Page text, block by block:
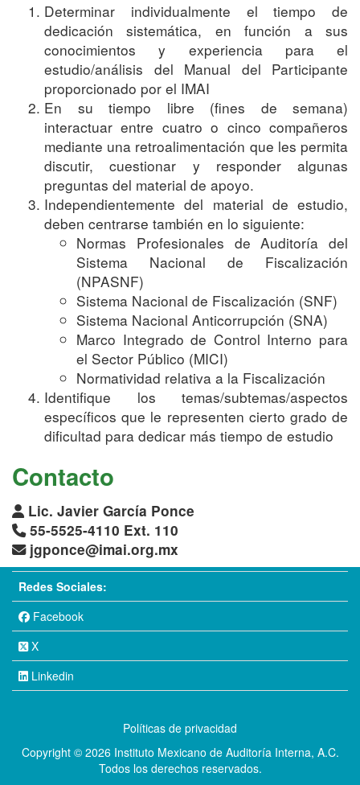
Determinar individualmente el tiempo de
dedicación sistemática, en función a sus
conocimientos y experiencia para el
estudio/análisis del Manual del Participante
proporcionado por el IMAI
En su tiempo libre (fines de semana)
interactuar entre cuatro o cinco compañeros
mediante una retroalimentación que les permita
discutir, cuestionar y responder algunas
preguntas del material de apoyo.
Independientemente del material de estudio,
deben centrarse también en lo siguiente:
Normas Profesionales de Auditoría del
Sistema Nacional de Fiscalización
(NPASNF)
Sistema Nacional de Fiscalización (SNF)
Sistema Nacional Anticorrupción (SNA)
Marco Integrado de Control Interno para
el Sector Público (MICI)
Normatividad relativa a la Fiscalización
Identifique los temas/subtemas/aspectos
específicos que le representen cierto grado de
dificultad para dedicar más tiempo de estudio
Contacto
Lic. Javier García Ponce
55-5525-4110 Ext. 110
jgponce@imai.org.mx
Redes Sociales:
Facebook
X
Linkedin
Políticas de privacidad
Copyright © 2026 Instituto Mexicano de Auditoría Interna, A.C.
Todos los derechos reservados.